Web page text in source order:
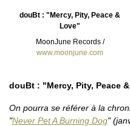
douBt : "Mercy, Pity, Peace &
Love"
MoonJune Records /
www.moonjune.com
douBt : "Mercy, Pity, Peace
On pourra se référer à la
"Never Pet A Burning Dog"